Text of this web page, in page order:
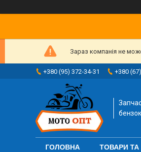
Зараз компанія не
+380 (95) 372-34-31 +380
ГОЛОВНА ТОВАРИ